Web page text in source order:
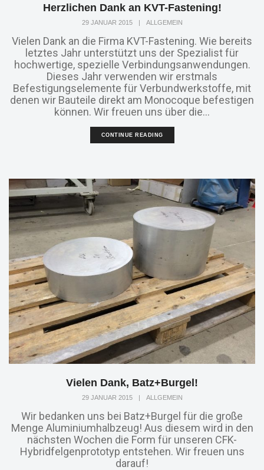
Herzlichen Dank an KVT-Fastening!
29 JANUAR 2015 ALLGEMEIN
Vielen Dank an die Firma KVT-Fastening. Wie bereits
letztes Jahr unterstützt uns der Spezialist für
hochwertige, spezielle Verbindungsanwendungen.
Dieses Jahr verwenden wir erstmals
Befestigungselemente für Verbundwerkstoffe, mit
denen wir Bauteile direkt am Monocoque befestigen
können. Wir freuen uns über die...
CONTINUE READING
Vielen Dank, Batz+Burgel!
29 JANUAR 2015 | ALLGEMEIN
Wir bedanken uns bei Batz+Burgel für die große
Menge Aluminiumhalbzeug! Aus diesem wird in den
nächsten Wochen die Form für unseren CFK-
Hybridfelgenprototyp entstehen. Wir freuen uns
darauf!